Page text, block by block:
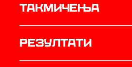
Такмичења
резултати